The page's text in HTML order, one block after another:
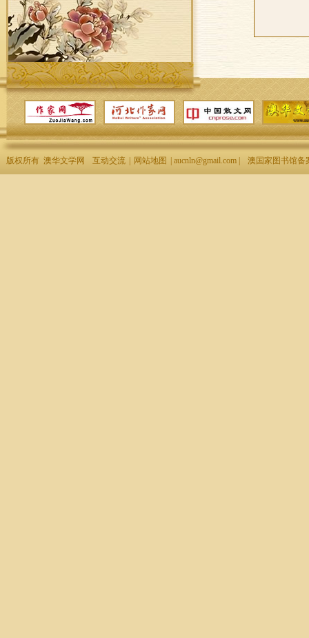
版权所有 澳华文学网 互动交流 网站地图 | aucnln@gmail.com | 澳国家图书馆备